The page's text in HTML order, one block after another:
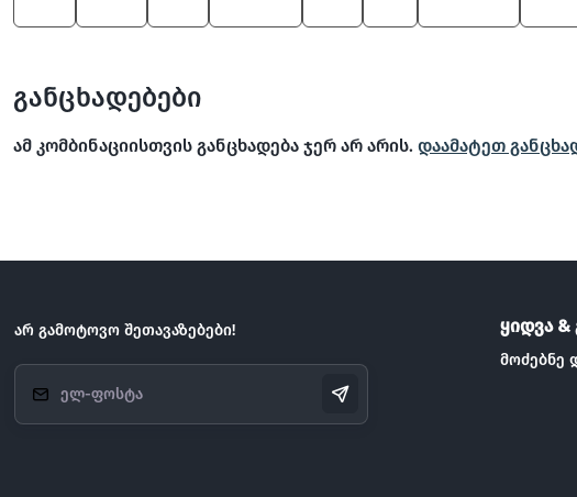
განცხადებები
ამ კომბინაციისთვის განცხადება ჯერ არ არის. დაამატეთ
არ გამოტოვო შეთავაზებები! ყიდვა &
მოძებნე